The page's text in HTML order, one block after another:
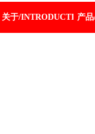
关于/INTRODUCTION
产